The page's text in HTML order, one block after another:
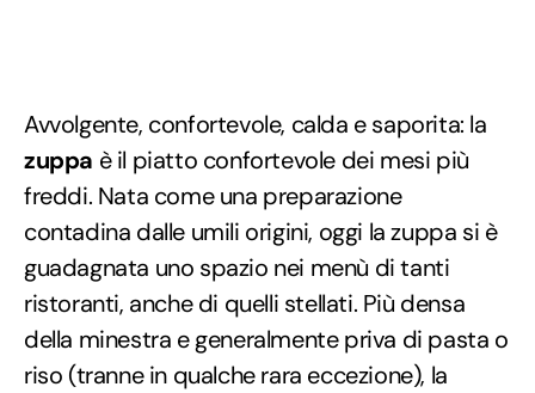
Avvolgente, confortevole, calda e saporita: la
zuppa è il piatto confortevole dei mesi più
freddi. Nata come una preparazione
contadina dalle umili origini, oggi la zuppa si è
guadagnata uno spazio nei menù di tanti
ristoranti, anche di quelli stellati. Più densa
della minestra e generalmente priva di pasta o
riso (tranne in qualche rara eccezione), la